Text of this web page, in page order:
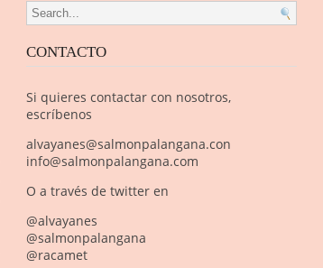
Search for:
CONTACTO
Si quieres contactar con nosotros,
escríbenos
alvayanes@salmonpalangana.con
info@salmonpalangana.com
O a través de twitter en
@alvayanes
@salmonpalangana
@racamet